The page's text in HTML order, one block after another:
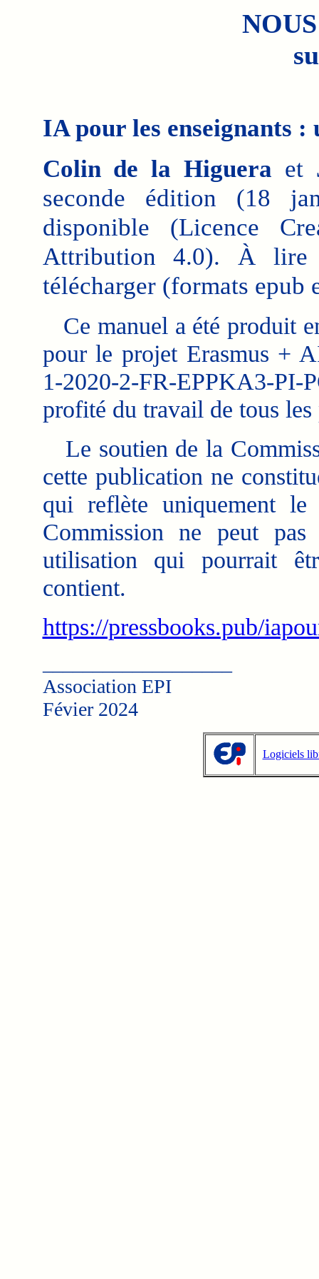
IA pour les enseignants :
Colin de la Higuera et
seconde édition (18
disponible (Licence
Attribution 4.0). À
télécharger (formats epub
Ce manuel a été produit
pour le projet Erasmus +
1-2020-2-FR-
profité du travail de tous
Le soutien de la
cette publication ne
qui reflète uniquement
Commission ne peut
utilisation qui pourrait
contient.
https://pressbooks.pub/
Association EPI
Févier 2024
Logiciels